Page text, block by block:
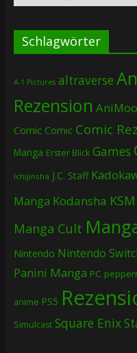
Schlagwörter
A-1 Pictures altraverse
Rezension
Comic Comic Comic
Manga Erster Blick Games
Ichijinsha J.C. Staff
Manga Kodansha KSM
Manga Cult
Nintendo Nintendo
Panini Manga PC
anime PS5
Simulcast Square Enix